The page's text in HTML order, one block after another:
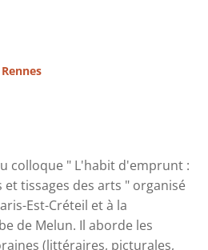
colloque " L'habit d'emprunt :
tissages des arts " organisé
Est-Créteil et à la
de Melun. Il aborde les
(littéraires, picturales,